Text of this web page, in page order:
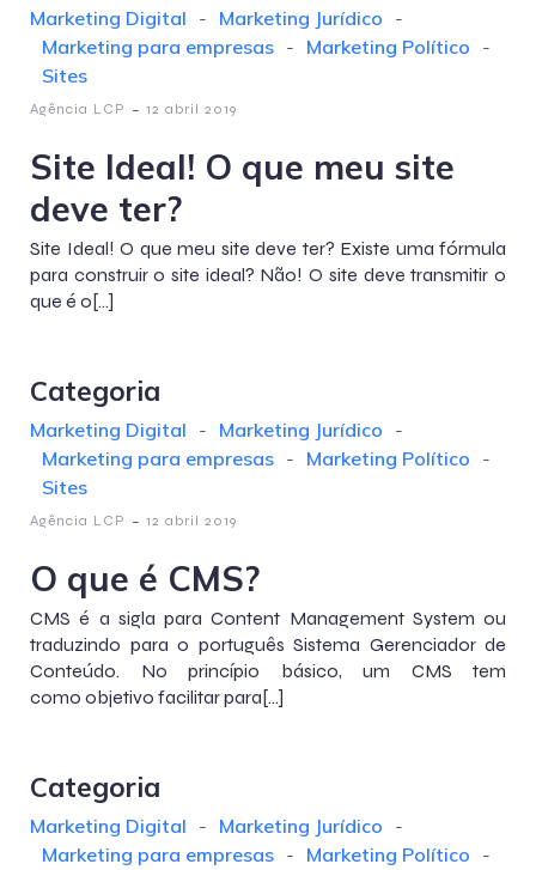
Marketing Digital - Marketing Jurídico -
Marketing para empresas - Marketing Político -
Sites
Agência LCP - 12 abril 2019
Site Ideal! O que meu site
deve ter?
Site Ideal! O que meu site deve ter? Existe uma fórmula
para construir o site ideal? Não! O site deve transmitir o
que é o[…]
Categoria
Marketing Digital - Marketing Jurídico -
Marketing para empresas - Marketing Político -
Sites
Agência LCP - 12 abril 2019
O que é CMS?
CMS é a sigla para Content Management System ou
traduzindo para o português Sistema Gerenciador de
Conteúdo. No princípio básico, um CMS tem
como objetivo facilitar para[…]
Categoria
Marketing Digital - Marketing Jurídico -
Marketing para empresas - Marketing Político -